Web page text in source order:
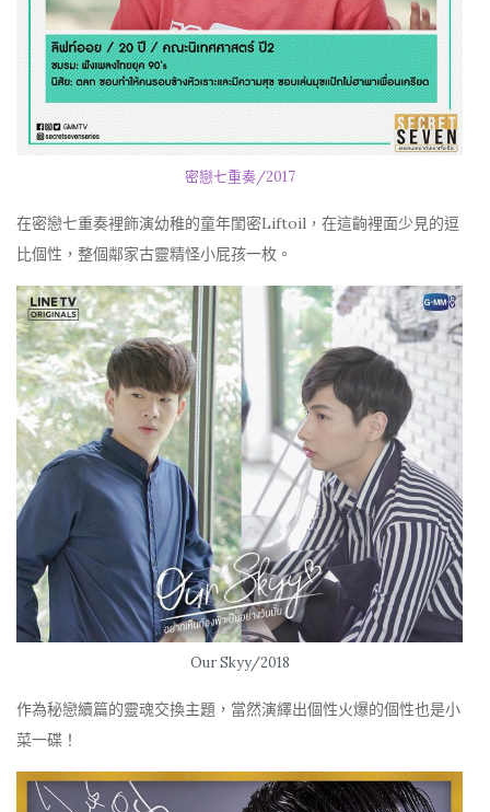
密戀七重奏/2017
在密戀七重奏裡飾演幼稚的童年閨密Liftoil，在這齣裡面少見的逗
比個性，整個鄰家古靈精怪小屁孩一枚。
Our Skyy/2018
作為秘戀續篇的靈魂交換主題，當然演繹出個性火爆的個性也是小
菜一碟！